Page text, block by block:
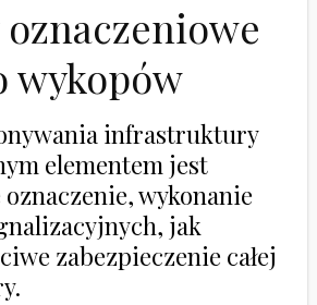
oznaczeniowe
wykopów
infrastruktury
elementem jest
wykonanie
jak
zabezpieczenie całej